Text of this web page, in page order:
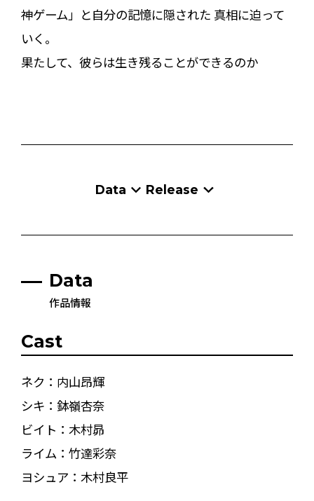
神ゲーム」と自分の記憶に隠された 真相に迫って
いく。
果たして、彼らは生き残ることができるのか――
Data Release
Data
作品情報
Cast
ネク：内山昂輝
シキ：鉢嶺杏奈
ビイト：木村昴
ライム：竹達彩奈
ヨシュア：木村良平